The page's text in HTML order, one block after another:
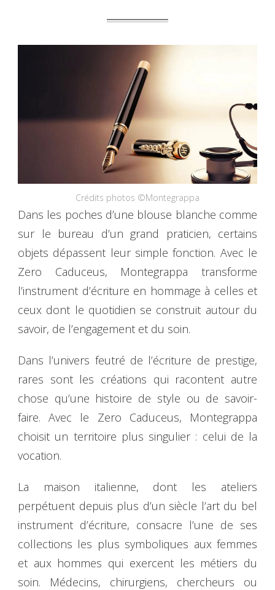
Crédits photos ©Montegrappa
Dans les poches d’une blouse blanche comme
sur le bureau d’un grand praticien, certains
objets dépassent leur simple fonction. Avec le
Zero Caduceus, Montegrappa transforme
l’instrument d’écriture en hommage à celles et
ceux dont le quotidien se construit autour du
savoir, de l’engagement et du soin.
Dans l’univers feutré de l’écriture de prestige,
rares sont les créations qui racontent autre
chose qu’une histoire de style ou de savoir-
faire. Avec le Zero Caduceus, Montegrappa
choisit un territoire plus singulier : celui de la
vocation.
La maison italienne, dont les ateliers
perpétuent depuis plus d’un siècle l’art du bel
instrument d’écriture, consacre l’une de ses
collections les plus symboliques aux femmes
et aux hommes qui exercent les métiers du
soin. Médecins, chirurgiens, chercheurs ou